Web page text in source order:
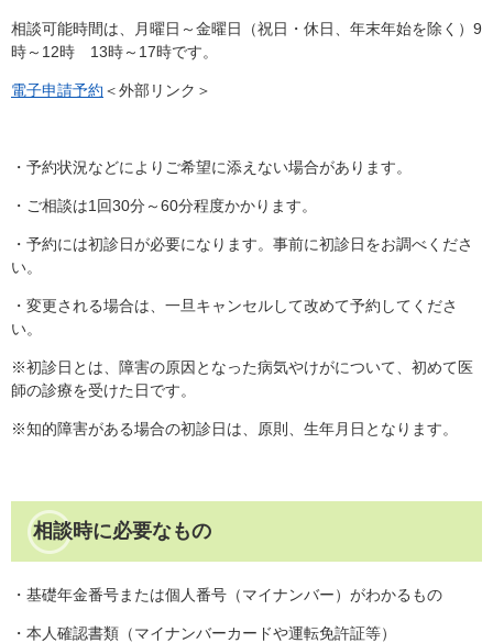
相談可能時間は、月曜日～金曜日（祝日・休日、年末年始を除く）9
時～12時 13時～17時です。
電子申請予約 ＜外部リンク＞
・予約状況などによりご希望に添えない場合があります。
・ご相談は1回30分～60分程度かかります。
・予約には初診日が必要になります。事前に初診日をお調べくださ
い。
・変更される場合は、一旦キャンセルして改めて予約してくださ
い。
※初診日とは、障害の原因となった病気やけがについて、初めて医
師の診療を受けた日です。
※知的障害がある場合の初診日は、原則、生年月日となります。
相談時に必要なもの
・基礎年金番号または個人番号（マイナンバー）がわかるもの
・本人確認書類（マイナンバーカードや運転免許証等）